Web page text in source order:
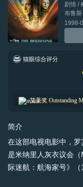
剧情 /
布鲁斯
1998-
猫眼综合评分
艾美奖 Outstanding
简介
在这部电视电影中，
是米纳里人灰衣议会
际迷航：航海家号》